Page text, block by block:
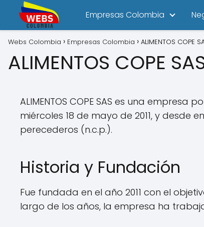
Empresas Colombia
Webs Colombia Empresas Colombia ALIMENTOS COPE
ALIMENTOS COPE
ALIMENTOS COPE SAS es una
miércoles 18 de mayo de 2011, y
perecederos (n.c.p.).
Historia y Fundación
Fue fundada en el año 2011 con el
largo de los años, la empresa ha